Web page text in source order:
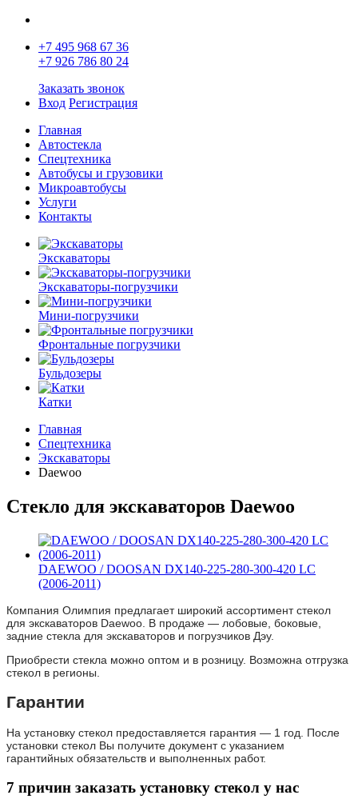
+7 495 968 67 36
+7 926 786 80 24
Заказать звонок
Вход Регистрация
Главная
Автостекла
Спецтехника
Автобусы и грузовики
Микроавтобусы
Услуги
Контакты
Экскаваторы
Экскаваторы-погрузчики
Мини-погрузчики
Фронтальные погрузчики
Бульдозеры
Катки
Главная
Спецтехника
Экскаваторы
Daewoo
Стекло для экскаваторов Daewoo
DAEWOO / DOOSAN DX140-225-280-300-420 LC
(2006-2011)
Компания Олимпия предлагает широкий ассортимент стекол
для экскаваторов Daewoo. В продаже — лобовые, боковые,
задние стекла для экскаваторов и погрузчиков Дэу.
Приобрести стекла можно оптом и в розницу. Возможна отгрузка
стекол в регионы.
Гарантии
На установку стекол предоставляется гарантия — 1 год. После
установки стекол Вы получите документ с указанием
гарантийных обязательств и выполненных работ.
7 причин заказать установку стекол у нас